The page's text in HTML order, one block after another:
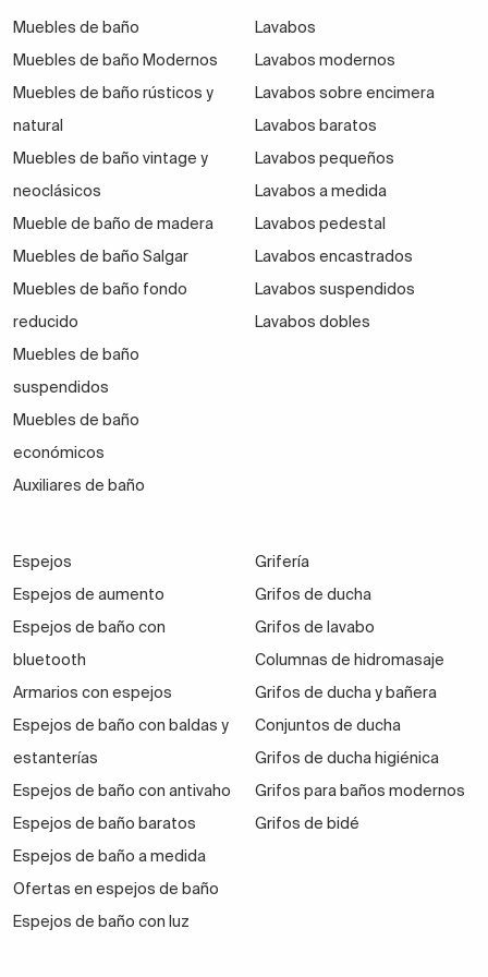
Muebles de baño
Muebles de baño Modernos
Muebles de baño rústicos y
natural
Muebles de baño vintage y
neoclásicos
Mueble de baño de madera
Muebles de baño Salgar
Muebles de baño fondo
reducido
Muebles de baño
suspendidos
Muebles de baño
económicos
Auxiliares de baño
Lavabos
Lavabos modernos
Lavabos sobre encimera
Lavabos baratos
Lavabos pequeños
Lavabos a medida
Lavabos pedestal
Lavabos encastrados
Lavabos suspendidos
Lavabos dobles
Espejos
Espejos de aumento
Espejos de baño con
bluetooth
Armarios con espejos
Espejos de baño con baldas y
estanterías
Espejos de baño con antivaho
Espejos de baño baratos
Espejos de baño a medida
Ofertas en espejos de baño
Espejos de baño con luz
Grifería
Grifos de ducha
Grifos de lavabo
Columnas de hidromasaje
Grifos de ducha y bañera
Conjuntos de ducha
Grifos de ducha higiénica
Grifos para baños modernos
Grifos de bidé